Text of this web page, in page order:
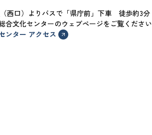
西口）よりバスで「県庁前」下車 徒歩約3分
合文化センターのウェブページをご覧ください
ンター アクセス